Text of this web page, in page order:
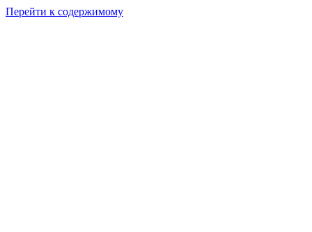
Перейти к содержимому